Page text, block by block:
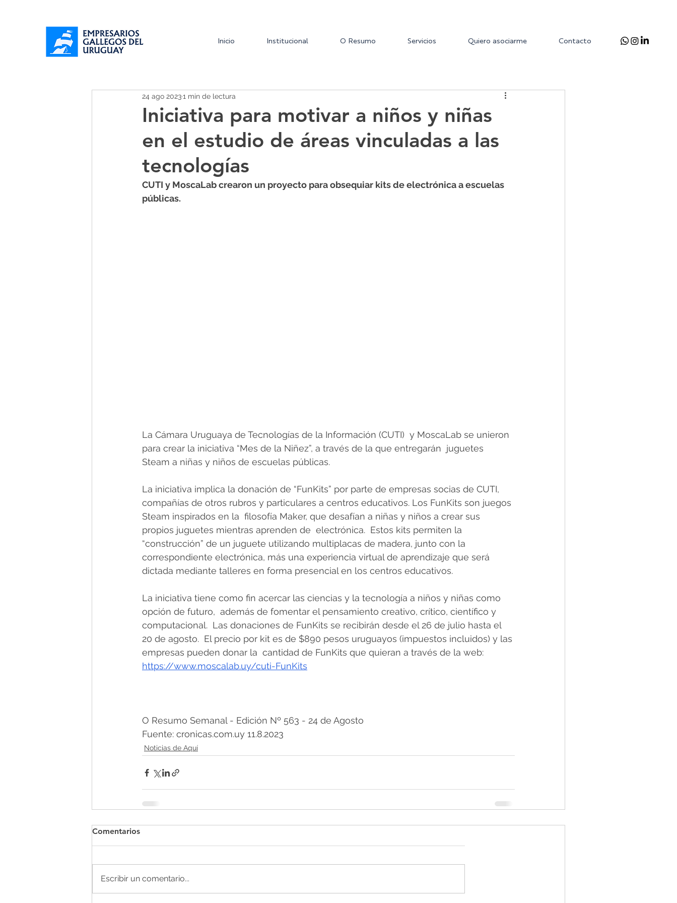
Inicio Institucional O Resumo Servicios Quiero asociarme Contacto
Iniciativa para motivar a niños y niñas
en el estudio de áreas vinculadas a las
tecnologías
24 ago 20231 min de lectura
CUTI y MoscaLab crearon un proyecto para obsequiar kits de electrónica a escuelas
públicas.
La Cámara Uruguaya de Tecnologías de la Información (CUTI)  y MoscaLab se unieron
para crear la iniciativa “Mes de la Niñez”, a través de la que entregarán  juguetes
Steam a niñas y niños de escuelas públicas.
La iniciativa implica la donación de “FunKits” por parte de empresas socias de CUTI,
compañías de otros rubros y particulares a centros educativos. Los FunKits son juegos
Steam inspirados en la  filosofía Maker, que desafían a niñas y niños a crear sus
propios juguetes mientras aprenden de  electrónica.  Estos kits permiten la
“construcción” de un juguete utilizando multiplacas de madera, junto con la
correspondiente electrónica, más una experiencia virtual de aprendizaje que será
dictada mediante talleres en forma presencial en los centros educativos.
La iniciativa tiene como fin acercar las ciencias y la tecnología a niños y niñas como
opción de futuro,  además de fomentar el pensamiento creativo, crítico, científico y
computacional.  Las donaciones de FunKits se recibirán desde el 26 de julio hasta el
20 de agosto.  El precio por kit es de $890 pesos uruguayos (impuestos incluidos) y las
empresas pueden donar la  cantidad de FunKits que quieran a través de la web:
https://www.moscalab.uy/cuti-FunKits
O Resumo Semanal - Edición Nº 563 - 24 de Agosto
Fuente: cronicas.com.uy 11.8.2023
Noticias de Aquí
Comentarios
Escribir un comentario...